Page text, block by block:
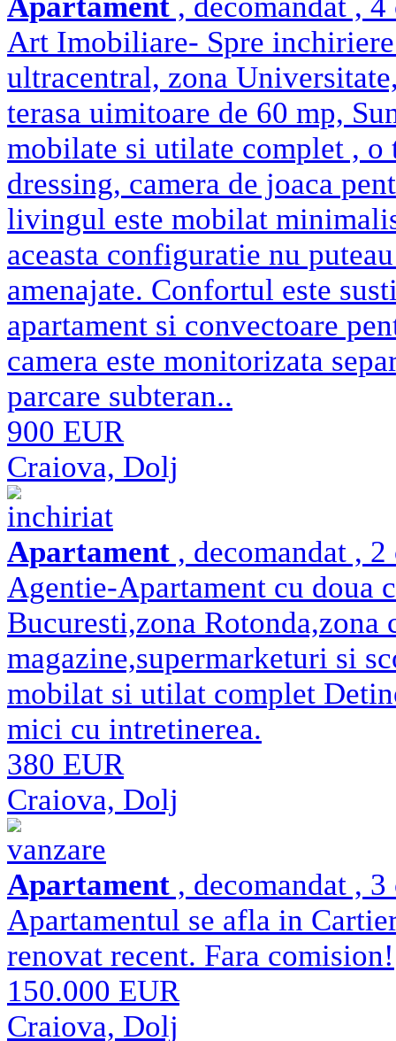
Art Imobiliare- Spre
ultracentral, zona
terasa uimitoare de 60 mp,
mobilate si utilate complet , o
dressing, camera de joaca
livingul este mobilat
aceasta configuratie nu
amenajate. Confortul este
apartament si convectoare
camera este monitorizata
parcare subteran..
900 EUR
Craiova, Dolj
inchiriat
Apartament , decomandat ,
Agentie-Apartament cu doua
Bucuresti,zona Rotonda,zona
magazine,supermarketuri si
mobilat si utilat complet
mici cu intretinerea.
380 EUR
Craiova, Dolj
vanzare
Apartament , decomandat ,
Apartamentul se afla in
renovat recent. Fara comision!
150.000 EUR
Craiova, Dolj